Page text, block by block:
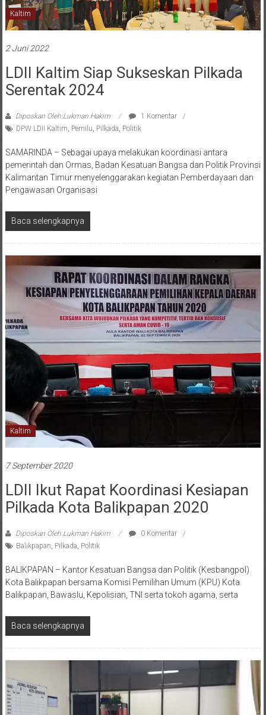
Kaltim
2 Juni 2022
LDII Kaltim Siap Sukseskan Pilkada
Serentak 2024
Diposkan Oleh:Lukman Hakim
1 Komentar
DPW LDII Kaltim, Pemilu, Pilkada, Politik
SAMARINDA – Sebagai upaya melakukan koordinasi antara
pemerintah dan Ormas, Badan Kesatuan Bangsa dan Politik Provinsi
Kalimantan Timur menyelenggarakan kegiatan Pemberdayaan dan
Pengawasan Organisasi
Baca selengkapnya
Kaltim
7 September 2020
LDII Ikut Rapat Koordinasi Kesiapan
Pilkada Kota Balikpapan 2020
Diposkan Oleh:Lukman Hakim
0 Komentar
Balikpapan, Pilkada, Politik
BALIKPAPAN – Kantor Kesatuan Bangsa dan Politik (Kesbangpol)
Kota Balikpapan bersama Komisi Pemilihan Umum (KPU) Kota
Balikpapan, Bawaslu, Kepolisian, TNI serta tokoh agama, serta
Baca selengkapnya